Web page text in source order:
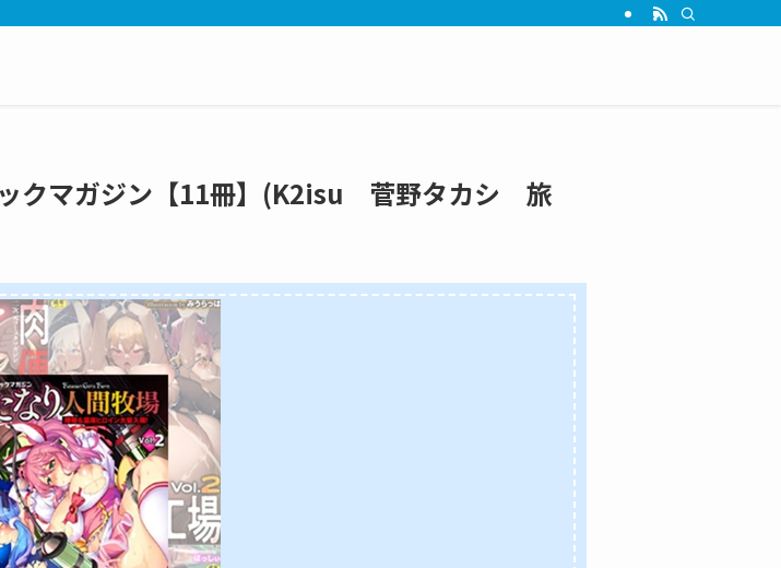
ックマガジン【11冊】(K2isu 菅野タカシ 旅